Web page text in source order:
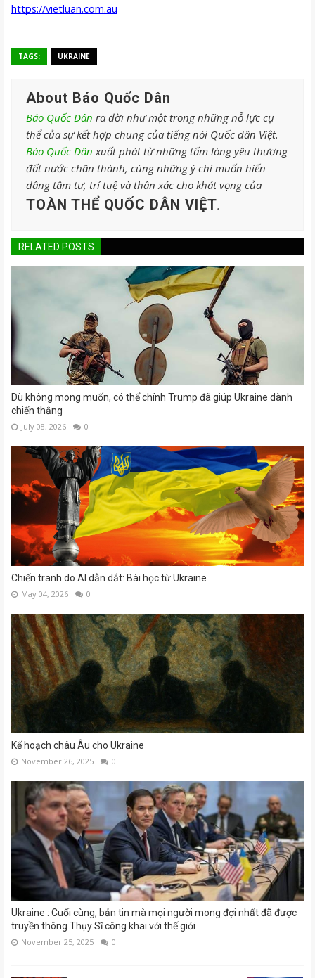
https://vietluan.com.au
TAGS: UKRAINE
About Báo Quốc Dân
Báo Quốc Dân ra đời như một trong những nỗ lực cụ
thể của sự kết hợp chung của tiếng nói Quốc dân Việt.
Báo Quốc Dân xuất phát từ những tấm lòng yêu thương
đất nước chân thành, cùng những ý chí muốn hiến
dâng tâm tư, trí tuệ và thân xác cho khát vọng của
TOÀN THỂ QUỐC DÂN VIỆT.
RELATED POSTS
Dù không mong muốn, có thể chính Trump đã giúp Ukraine dành
chiến thắng
July 08, 2026 0
Chiến tranh do AI dẫn dắt: Bài học từ Ukraine
May 04, 2026 0
Kế hoạch châu Âu cho Ukraine
November 26, 2025 0
Ukraine : Cuối cùng, bản tin mà mọi người mong đợi nhất đã được
truyền thông Thụy Sĩ công khai với thế giới
November 25, 2025 0